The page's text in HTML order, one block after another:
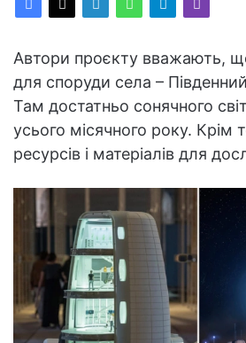
Автори проєкту вважають,
для споруди села –
Там достатньо сонячного
усього місячного року. Крім
ресурсів і матеріалів для